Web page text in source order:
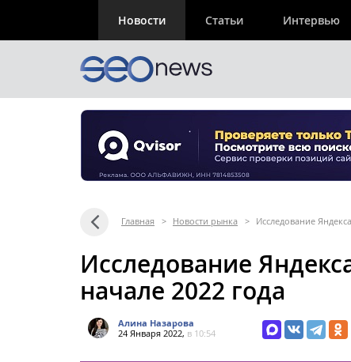
Новости Статьи Интервью
Главная > Новости рынка > Исследование
Исследование
начале 2022 года
Алина Назарова
24 Января 2022, в 10:54